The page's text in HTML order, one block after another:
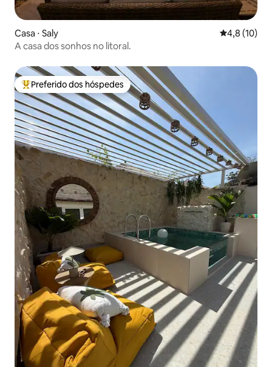
Casa ⋅ Saly 4,8 de uma
4,8 (10)
A casa dos sonhos no litoral.
Entre os melhores preferidos dos hóspedes
Preferido dos hóspedes